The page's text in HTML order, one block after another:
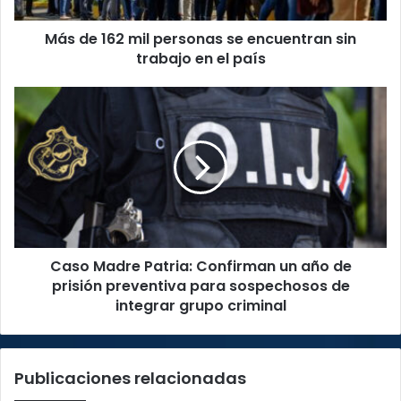
trabajo
Más de 162 mil personas se encuentran sin
trabajo en el país
Caso
Madre
Patria:
Confirman
año
prisión
preventiva
sospechosos
grupo
Caso Madre Patria: Confirman un año de
prisión preventiva para sospechosos de
integrar grupo criminal
Publicaciones relacionadas